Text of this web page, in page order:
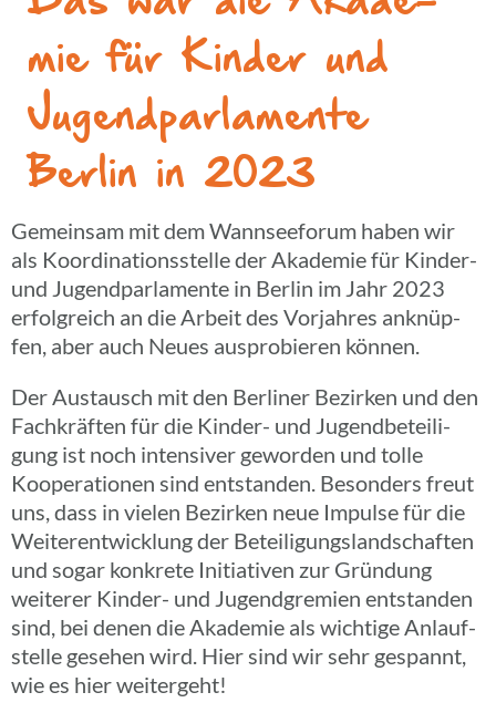
mie für Kinder und
Jugend­par­la­mente
Berlin in 2023
Gemein­sam mit dem Wann­see­fo­rum haben wir
als Koor­di­na­ti­ons­stelle der Akade­mie für Kinder-
und Jugend­par­la­mente in Berlin im Jahr 2023
erfolg­reich an die Arbeit des Vorjah­res anknüp­
fen, aber auch Neues auspro­bie­ren können.
Der Austausch mit den Berli­ner Bezir­ken und den
Fach­kräf­ten für die Kinder- und Jugend­be­tei­li­
gung ist noch inten­si­ver gewor­den und tolle
Koope­ra­tio­nen sind entstan­den. Beson­ders freut
uns, dass in vielen Bezir­ken neue Impulse für die
Weiter­ent­wick­lung der Betei­li­gungs­land­schaf­ten
und sogar konkrete Initia­ti­ven zur Grün­dung
weite­rer Kinder- und Jugend­gre­mien entstan­den
sind, bei denen die Akade­mie als wich­tige Anlauf­
stelle gesehen wird. Hier sind wir sehr gespannt,
wie es hier weitergeht!